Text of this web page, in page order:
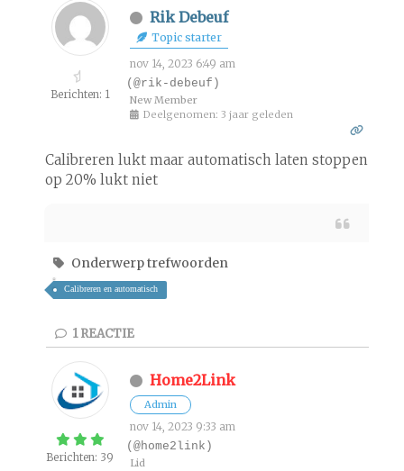
Berichten: 1
Rik Debeuf
Topic starter
nov 14, 2023 6:49 am
(@rik-debeuf)
New Member
Deelgenomen: 3 jaar geleden
Calibreren lukt maar automatisch laten stoppen
op 20% lukt niet
Onderwerp trefwoorden
Calibreren en automatisch
1REACTIE
Berichten: 39
Home2Link
Admin
nov 14, 2023 9:33 am
(@home2link)
Lid